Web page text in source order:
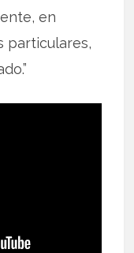
en
particulares,